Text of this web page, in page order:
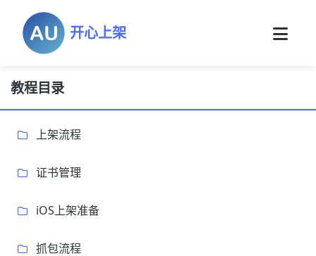
开心上架
教程目录
上架流程
证书管理
iOS上架准备
抓包流程